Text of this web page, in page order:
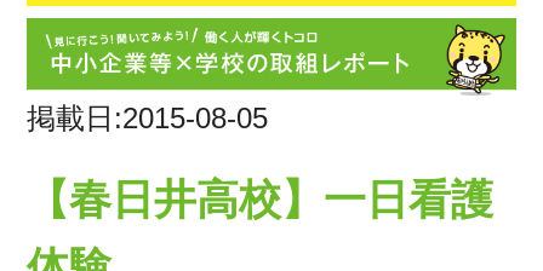
掲載日:2015-08-05
【春日井高校】一日看護